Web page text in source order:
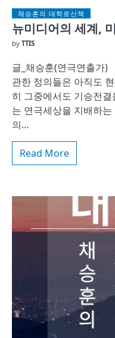
채승훈의 대학로산책
뉴미디어의 세계,
by TTIS
글_채승훈(연극연출가)
관한 정의들은 아직도
히 그중에서도 기승전
는 연극세상을 지배하
의…
Read More